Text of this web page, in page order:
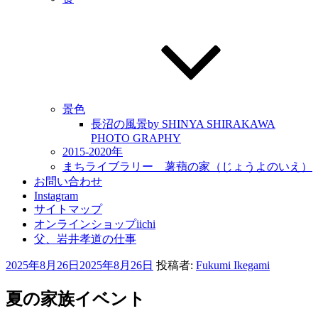
景色
長沼の風景by SHINYA SHIRAKAWA
PHOTO GRAPHY
2015-2020年
まちライブラリー 薯蕷の家（じょうよのいえ）
お問い合わせ
Instagram
サイトマップ
オンラインショップiichi
父、岩井孝道の仕事
投
日:
2025年8月26日 2025年8月26日 投稿者: Fukumi Ikegami
夏の家族イベント